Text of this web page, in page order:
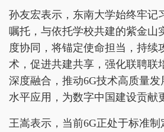
孙友宏表示，东南大学始终牢记
嘱托，与依托学校共建的紫金山
度协同，将锚定使命担当，持续
术，促进共建共享，强化联聘联
深度融合，推动6G技术高质量
水平应用，为数字中国建设贡献
王嵩表示，当前6G正处于标准